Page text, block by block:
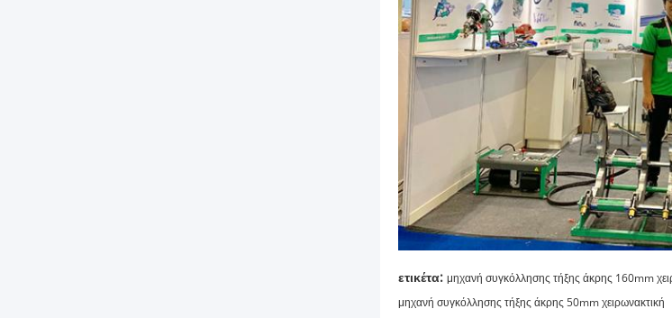
ετικέτα: μηχανή συγκόλλησης τήξης άκρης 160mm
μηχανή συγκόλλησης τήξης άκρης 50mm χειρωνακτική